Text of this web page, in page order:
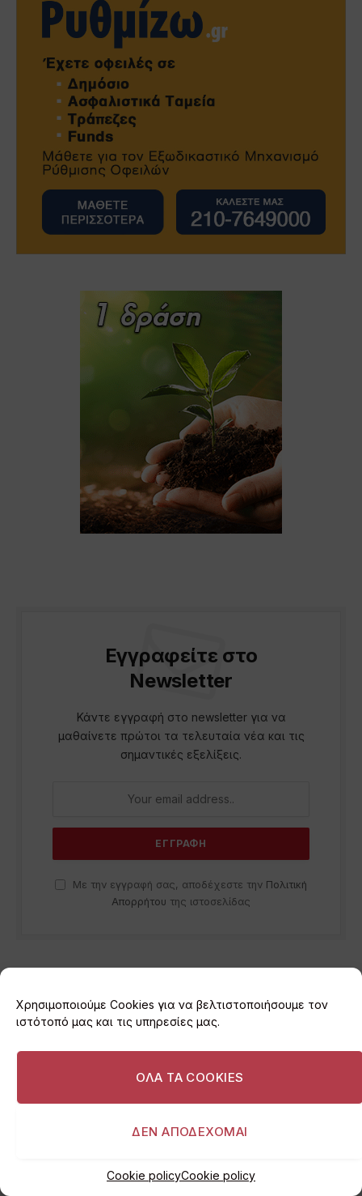
Χρησιμοποιούμε Cookies για να βελτιστοποιήσουμε τον
ιστότοπό μας και τις υπηρεσίες μας.
ΟΛΑ ΤΑ COOKIES
ΔΕΝ ΑΠΟΔΕΧΟΜΑΙ
Cookie policyCookie policy
Εγγραφείτε στο
Newsletter
Κάντε εγγραφή στο newsletter για να
μαθαίνετε πρώτοι τα τελευταία νέα και τις
σημαντικές εξελίξεις.
Με την εγγραφή σας, αποδέχεστε την Πολιτική
Απορρήτου της ιστοσελίδας